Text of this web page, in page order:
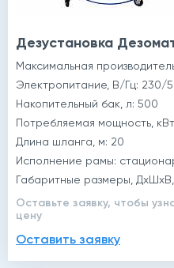
Дезустановка
Максимальная
Электропитание, В/Гц: 230/
Накопительный бак, л: 500
Потребляемая мощность,
Длина шланга, м: 20
Исполнение рамы:
Габаритные размеры,
Оставьте заявку, чтобы
цену
Оставить заявку